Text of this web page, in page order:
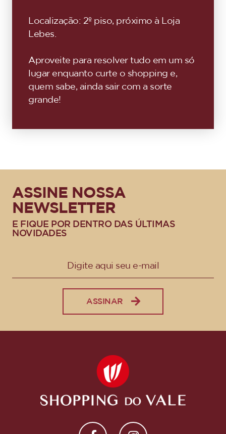
Localização: 2º piso, próximo à Loja
Lebes.
Aproveite para resolver tudo em um só
lugar enquanto curte o shopping e,
quem sabe, ainda sair com a sorte
grande!
ASSINE NOSSA
NEWSLETTER
E FIQUE POR DENTRO DAS ÚLTIMAS
NOVIDADES
ASSINAR